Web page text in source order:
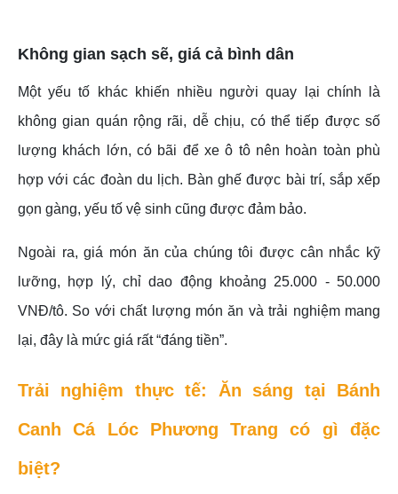
Không gian sạch sẽ, giá cả bình dân
Một yếu tố khác khiến nhiều người quay lại chính là
không gian quán rộng rãi, dễ chịu, có thể tiếp được số
lượng khách lớn, có bãi để xe ô tô nên hoàn toàn phù
hợp với các đoàn du lịch. Bàn ghế được bài trí, sắp xếp
gọn gàng, yếu tố vệ sinh cũng được đảm bảo.
Ngoài ra, giá món ăn của chúng tôi được cân nhắc kỹ
lưỡng, hợp lý, chỉ dao động khoảng 25.000 - 50.000
VNĐ/tô. So với chất lượng món ăn và trải nghiệm mang
lại, đây là mức giá rất “đáng tiền”.
Trải nghiệm thực tế: Ăn sáng tại Bánh
Canh Cá Lóc Phương Trang có gì đặc
biệt?